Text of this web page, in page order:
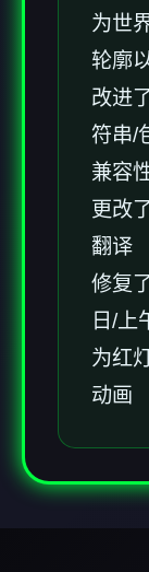
为世
轮廓
改进
符串/
兼容
更改
翻译
修复
日/上
为红
动画